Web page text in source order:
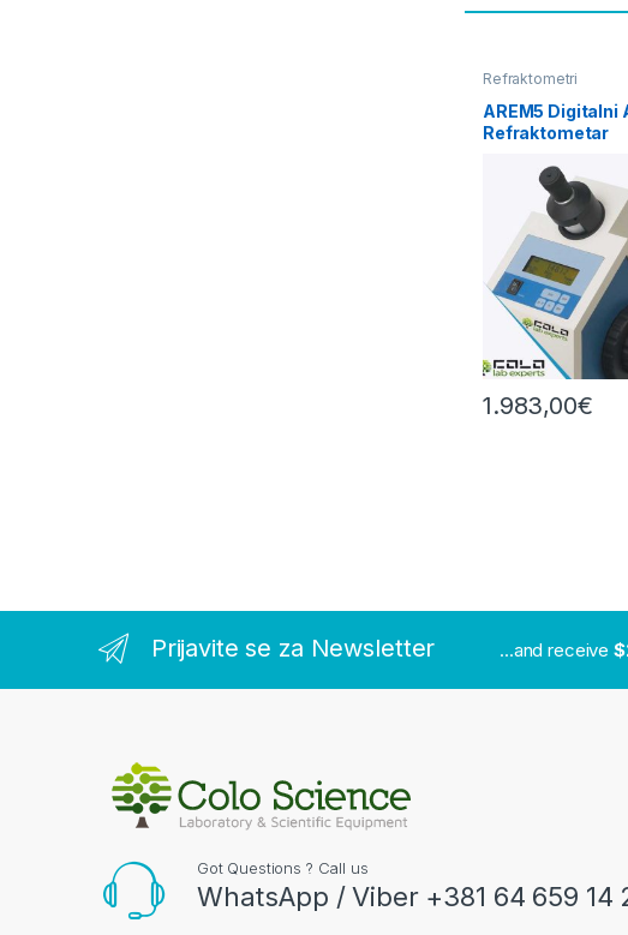
Refraktometri
AREM5 Digitalni
Refraktometar
1.983,00€
Prijavite se za Newsletter ...and receive
Got Questions ? Call us
WhatsApp / Viber +381 64 659 14